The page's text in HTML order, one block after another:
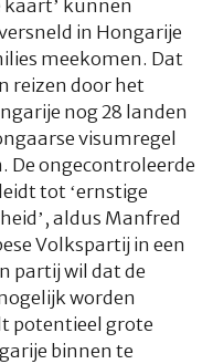
ZOEKEN
kaart’ kunnen
in Hongarije
meekomen. Dat
reizen door het
nog 28 landen
visumregel
De ongecontroleerde
tot ‘ernstige
aldus Manfred
Volkspartij in een
partij wil dat de
worden
potentieel grote
binnen te